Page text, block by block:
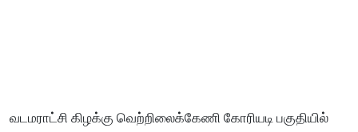
வடமராட்சி கிழக்கு வெற்றிலைக்கேணி கோரியடி பகுதியில்